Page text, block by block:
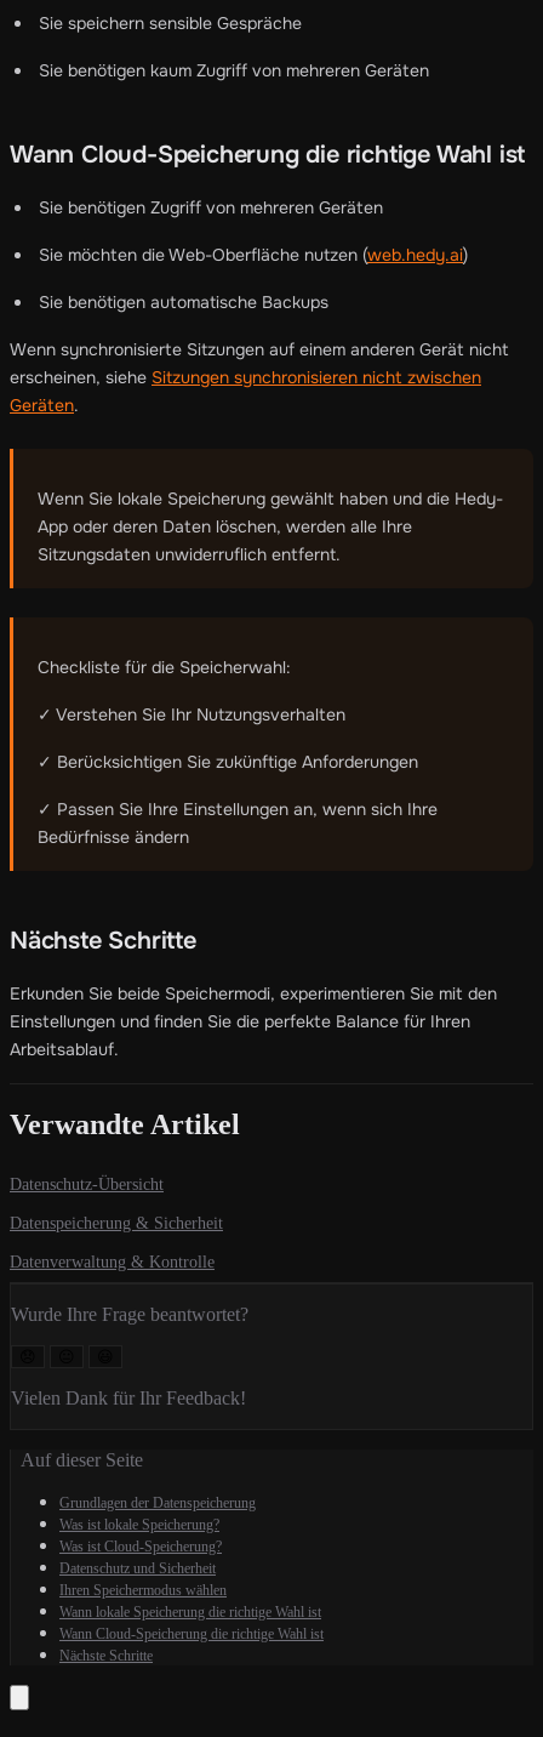
Sie speichern sensible Gespräche
Sie benötigen kaum Zugriff von mehreren Geräten
Wann Cloud-Speicherung die richtige Wahl ist
Sie benötigen Zugriff von mehreren Geräten
Sie möchten die Web-Oberfläche nutzen (web.hedy.ai)
Sie benötigen automatische Backups
Wenn synchronisierte Sitzungen auf einem anderen Gerät nicht
erscheinen, siehe Sitzungen synchronisieren nicht zwischen
Geräten.
Wenn Sie lokale Speicherung gewählt haben und die Hedy-
App oder deren Daten löschen, werden alle Ihre
Sitzungsdaten unwiderruflich entfernt.
Checkliste für die Speicherwahl:
✓ Verstehen Sie Ihr Nutzungsverhalten
✓ Berücksichtigen Sie zukünftige Anforderungen
✓ Passen Sie Ihre Einstellungen an, wenn sich Ihre
Bedürfnisse ändern
Nächste Schritte
Erkunden Sie beide Speichermodi, experimentieren Sie mit den
Einstellungen und finden Sie die perfekte Balance für Ihren
Arbeitsablauf.
Verwandte Artikel
Datenschutz-Übersicht
Datenspeicherung & Sicherheit
Datenverwaltung & Kontrolle
Wurde Ihre Frage beantwortet?
Vielen Dank für Ihr Feedback!
Auf dieser Seite
Grundlagen der Datenspeicherung
Was ist lokale Speicherung?
Was ist Cloud-Speicherung?
Datenschutz und Sicherheit
Ihren Speichermodus wählen
Wann lokale Speicherung die richtige Wahl ist
Wann Cloud-Speicherung die richtige Wahl ist
Nächste Schritte